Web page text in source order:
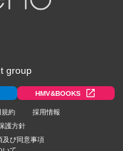
group
HMV&BOOKS
規約
採用情報
護方針
及び同意事項